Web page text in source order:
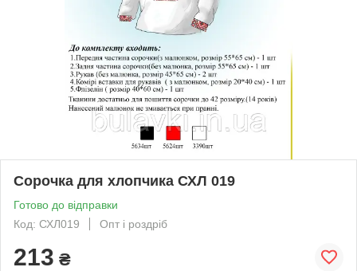
Сорочка для хлопчика СХЛ 019
Готово до відправки
Код: СХЛ019
Опт і роздріб
213 ₴